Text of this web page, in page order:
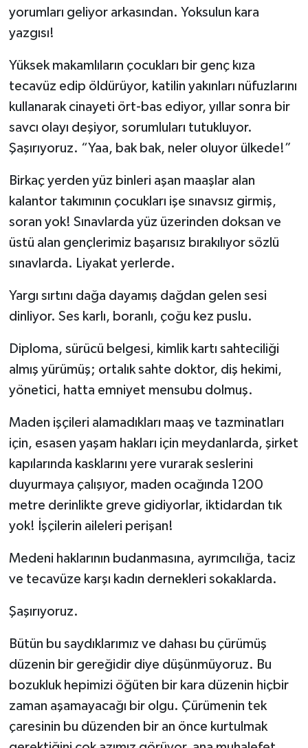
yorumları geliyor arkasından. Yoksulun kara
yazgısı!
Yüksek makamlıların çocukları bir genç kıza
tecavüz edip öldürüyor, katilin yakınları nüfuzlarını
kullanarak cinayeti ört-bas ediyor, yıllar sonra bir
savcı olayı deşiyor, sorumluları tutukluyor.
Şaşırıyoruz. “Yaa, bak bak, neler oluyor ülkede!”
Birkaç yerden yüz binleri aşan maaşlar alan
kalantor takımının çocukları işe sınavsız girmiş,
soran yok! Sınavlarda yüz üzerinden doksan ve
üstü alan gençlerimiz başarısız bırakılıyor sözlü
sınavlarda. Liyakat yerlerde.
Yargı sırtını dağa dayamış dağdan gelen sesi
dinliyor. Ses karlı, boranlı, çoğu kez puslu.
Diploma, sürücü belgesi, kimlik kartı sahteciliği
almış yürümüş; ortalık sahte doktor, diş hekimi,
yönetici, hatta emniyet mensubu dolmuş.
Maden işçileri alamadıkları maaş ve tazminatları
için, esasen yaşam hakları için meydanlarda, şirket
kapılarında kasklarını yere vurarak seslerini
duyurmaya çalışıyor, maden ocağında 1200
metre derinlikte greve gidiyorlar, iktidardan tık
yok! İşçilerin aileleri perişan!
Medeni haklarının budanmasına, ayrımcılığa, taciz
ve tecavüze karşı kadın dernekleri sokaklarda.
Şaşırıyoruz.
Bütün bu saydıklarımız ve dahası bu çürümüş
düzenin bir gereğidir diye düşünmüyoruz. Bu
bozukluk hepimizi öğüten bir kara düzenin hiçbir
zaman aşamayacağı bir olgu. Çürümenin tek
çaresinin bu düzenden bir an önce kurtulmak